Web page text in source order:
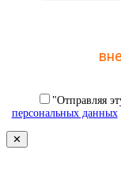
"Отправляя
персональных данных
✕